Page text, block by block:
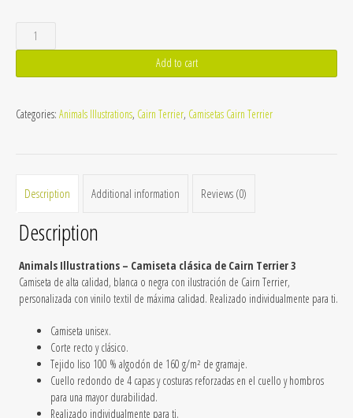
Camiseta
clásica
de
Terrier
Add to cart
Categories: Animals Illustrations, Cairn Terrier, Camisetas Cairn Terrier
Description Additional information Reviews (0)
Description
Animals Illustrations – Camiseta clásica de Cairn Terrier 3
Camiseta de alta calidad, blanca o negra con ilustración de Cairn Terrier,
personalizada con vinilo textil de máxima calidad. Realizado individualmente para ti.
Camiseta unisex.
Corte recto y clásico.
Tejido liso 100 % algodón de 160 g/m² de gramaje.
Cuello redondo de 4 capas y costuras reforzadas en el cuello y hombros
para una mayor durabilidad.
Realizado individualmente para ti.